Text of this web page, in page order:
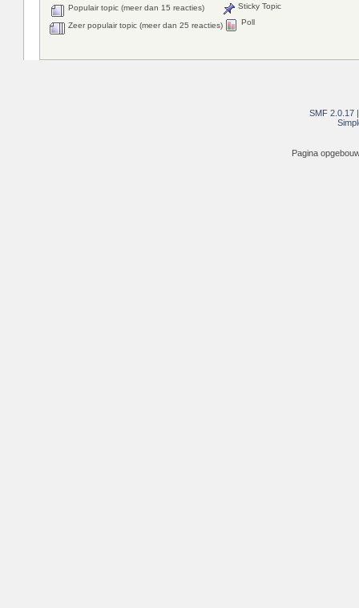
Populair topic (meer dan 15 reacties)
Zeer populair topic (meer dan 25 reacties)
Sticky Topic
Poll
SMF 2.0.17
Pagina